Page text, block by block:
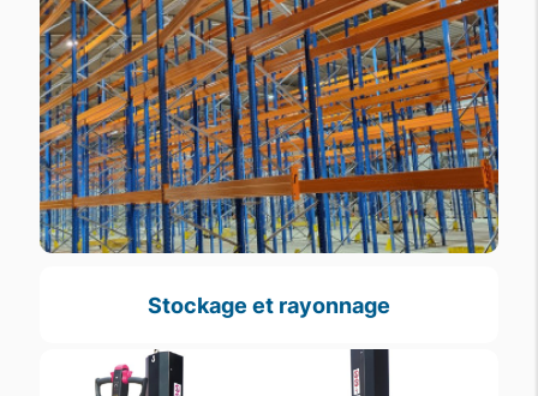
Stockage et rayonnage